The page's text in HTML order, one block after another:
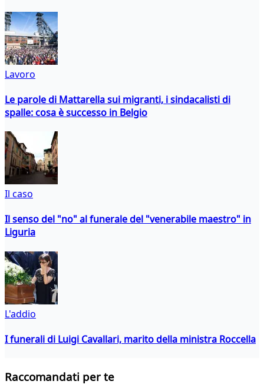
Lavoro
Le parole di Mattarella sui migranti, i sindacalisti di
spalle: cosa è successo in Belgio
Il caso
Il senso del "no" al funerale del "venerabile maestro" in
Liguria
L'addio
I funerali di Luigi Cavallari, marito della ministra Roccella
Raccomandati per te